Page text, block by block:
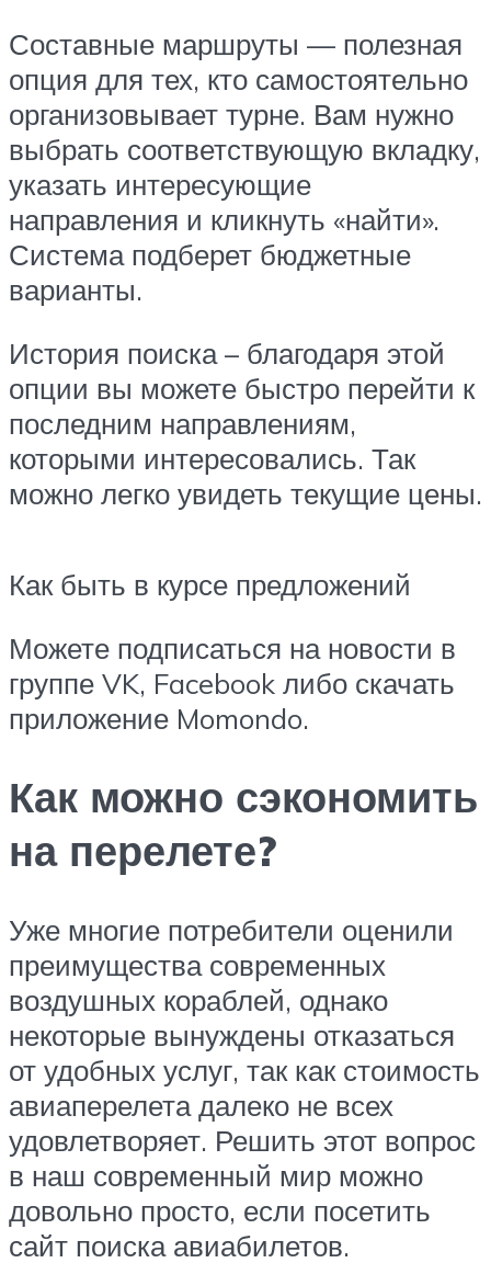
Составные маршруты — полезная
опция для тех, кто самостоятельно
организовывает турне. Вам нужно
выбрать соответствующую вкладку,
указать интересующие
направления и кликнуть «найти».
Система подберет бюджетные
варианты.
История поиска – благодаря этой
опции вы можете быстро перейти к
последним направлениям,
которыми интересовались. Так
можно легко увидеть текущие цены.
Как быть в курсе предложений
Можете подписаться на новости в
группе VK, Facebook либо скачать
приложение Momondo.
Как можно сэкономить
на перелете?
Уже многие потребители оценили
преимущества современных
воздушных кораблей, однако
некоторые вынуждены отказаться
от удобных услуг, так как стоимость
авиаперелета далеко не всех
удовлетворяет. Решить этот вопрос
в наш современный мир можно
довольно просто, если посетить
сайт поиска авиабилетов.